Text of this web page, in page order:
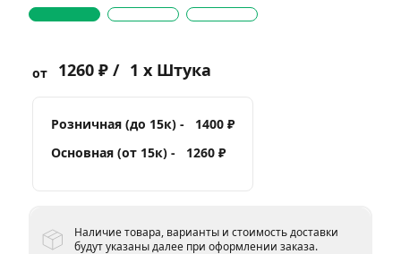
от 1260 ₽ / 1 x Штука
Розничная (до 15к) -
1400 ₽
Основная (от 15к) -
1260 ₽
Наличие товара, варианты и стоимость доставки
будут указаны далее при оформлении заказа.